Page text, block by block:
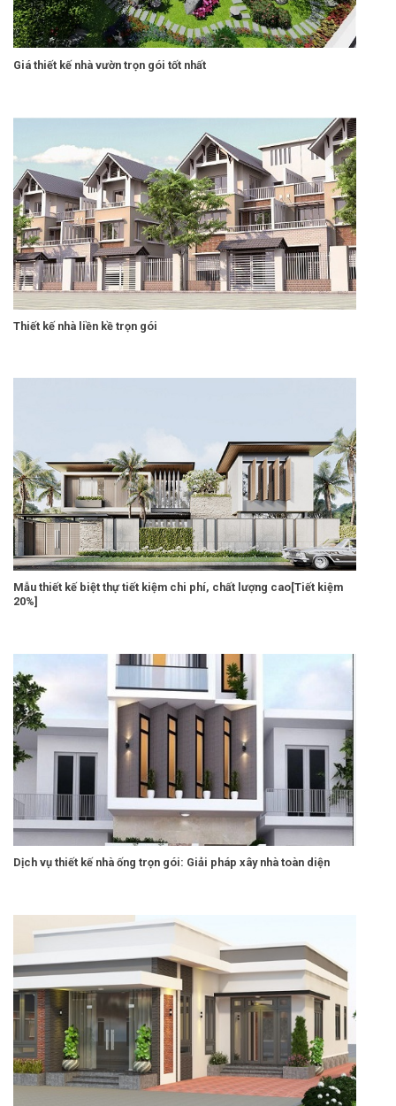
Giá thiết kế nhà vườn trọn gói tốt nhất
Thiết kế nhà liền kề trọn gói
Mẫu thiết kế biệt thự tiết kiệm chi phí, chất lượng cao[Tiết kiệm
20%]
Dịch vụ thiết kế nhà ống trọn gói: Giải pháp xây nhà toàn diện